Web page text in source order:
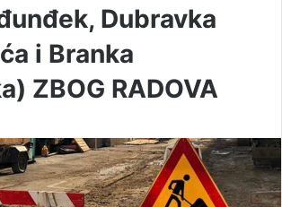
Dubravka
i Branka
ZBOG RADOVA